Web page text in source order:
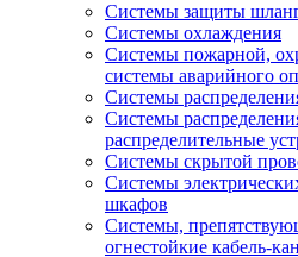
Системы защиты
Системы охлаждения
Системы пожарной,
системы аварийного
Системы
Системы
распределительные
Системы скрытой
Системы
шкафов
Системы,
огнестойкие кабель-